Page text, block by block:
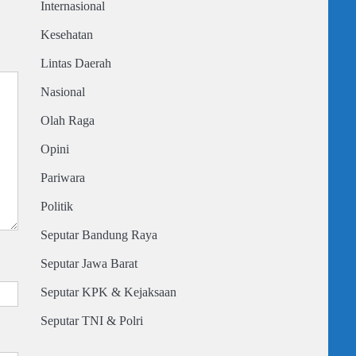
Internasional
Kesehatan
Lintas Daerah
Nasional
Olah Raga
Opini
Pariwara
Politik
Seputar Bandung Raya
Seputar Jawa Barat
Seputar KPK & Kejaksaan
Seputar TNI & Polri